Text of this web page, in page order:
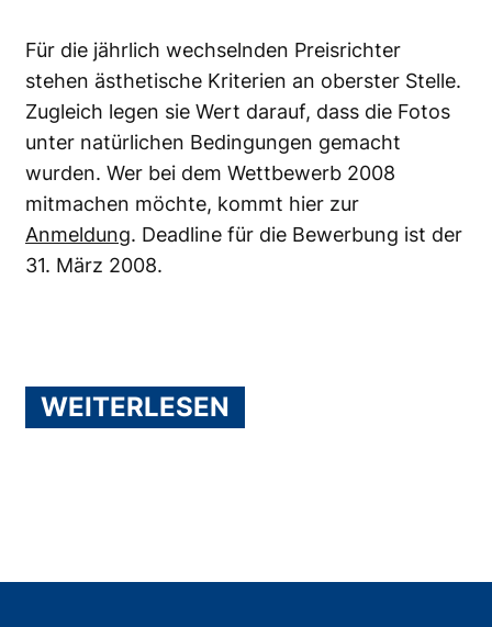
Für die jährlich wechselnden Preisrichter
stehen ästhetische Kriterien an oberster Stelle.
Zugleich legen sie Wert darauf, dass die Fotos
unter natürlichen Bedingungen gemacht
wurden. Wer bei dem Wettbewerb 2008
mitmachen möchte, kommt hier zur
Anmeldung. Deadline für die Bewerbung ist der
31. März 2008.
WEITERLESEN